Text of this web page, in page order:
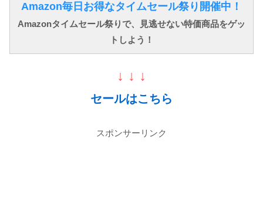
Amazon毎日お得なタイムセール祭り開催中！
Amazonタイムセール祭りで、見逃せない特価商品をゲッ
トしよう！
↓ ↓ ↓
セールはこちら
スポンサーリンク